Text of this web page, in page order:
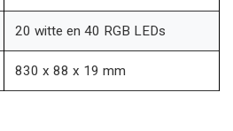
20 witte en 40 RGB LEDs
830 x 88 x 19 mm